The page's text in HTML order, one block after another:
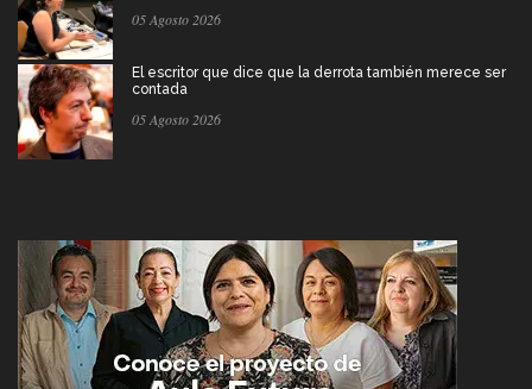
05 Agosto 2026
El escritor que dice que la derrota también merece ser
contada
05 Agosto 2026